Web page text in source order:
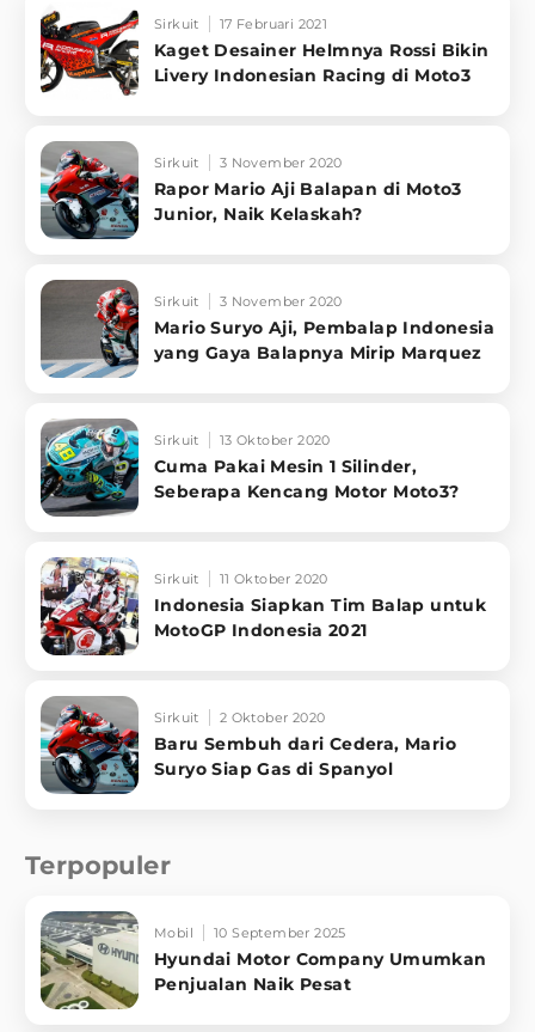
Sirkuit 17 Februari 2021
Kaget Desainer Helmnya Rossi Bikin
Livery Indonesian Racing di Moto3
Sirkuit 3 November 2020
Rapor Mario Aji Balapan di Moto3
Junior, Naik Kelaskah?
Sirkuit 3 November 2020
Mario Suryo Aji, Pembalap Indonesia
yang Gaya Balapnya Mirip Marquez
Sirkuit 13 Oktober 2020
Cuma Pakai Mesin 1 Silinder,
Seberapa Kencang Motor Moto3?
Sirkuit 11 Oktober 2020
Indonesia Siapkan Tim Balap untuk
MotoGP Indonesia 2021
Sirkuit 2 Oktober 2020
Baru Sembuh dari Cedera, Mario
Suryo Siap Gas di Spanyol
Terpopuler
Mobil 10 September 2025
Hyundai Motor Company Umumkan
Penjualan Naik Pesat